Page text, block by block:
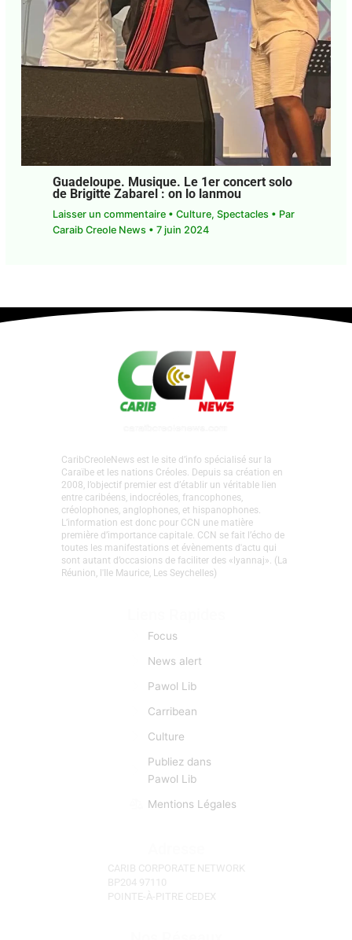
Guadeloupe. Musique. Le 1er concert
solo de Brigitte Zabarel : on lo lanmou
Laisser un commentaire Culture Spectacles•
Par
Caraib Creole News 7 juin 2024
CaribCreoleNews est le site d’info spécialisé sur la
Caraïbe et les nations Créoles. Depuis sa création en
2008, l’objectif premier est d’établir un véritable lien
entre caribéens, indocréoles, francophones,
créolophones, anglophones, et hispanophones.
L’information est donc pour CCN une matière
première d’importance capitale. CCN se fait l’écho de
toutes les manifestations et évènements d'actu qui
sont autant d’occasions de faciliter des «lyannaj». (La
Réunion, l'Ile Maurice, Les Seychelles)
Focus
News alert
Pawol Lib
Carribean
Culture
Publiez dans
Pawol Lib
Mentions Légales
CARIB CORPORATE NETWORK
BP204 97110
POINTE-À-PITRE CEDEX